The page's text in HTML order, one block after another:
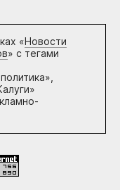
«Новости
» с тегами